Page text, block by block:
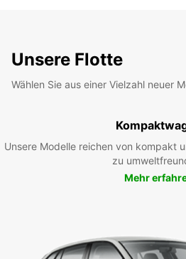
Unsere Flotte
Wählen Sie aus einer Vielzahl neuer
Unsere Modelle reichen von kompakt
zu
Mehr